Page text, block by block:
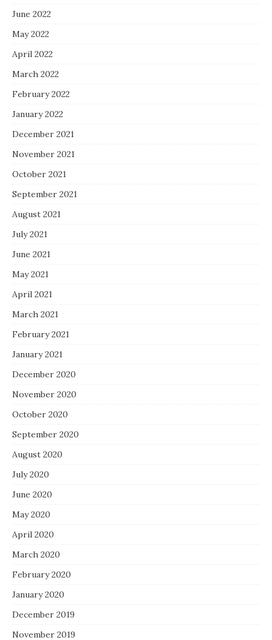
June 2022
May 2022
April 2022
March 2022
February 2022
January 2022
December 2021
November 2021
October 2021
September 2021
August 2021
July 2021
June 2021
May 2021
April 2021
March 2021
February 2021
January 2021
December 2020
November 2020
October 2020
September 2020
August 2020
July 2020
June 2020
May 2020
April 2020
March 2020
February 2020
January 2020
December 2019
November 2019